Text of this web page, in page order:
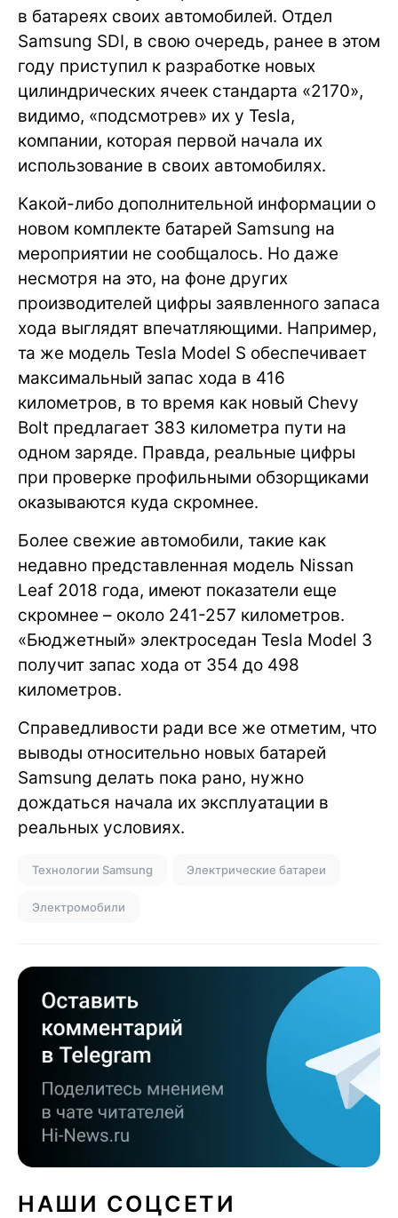
в батареях своих автомобилей. Отдел
Samsung SDI, в свою очередь, ранее в этом
году приступил к разработке новых
цилиндрических ячеек стандарта «2170»,
видимо, «подсмотрев» их у Tesla,
компании, которая первой начала их
использование в своих автомобилях.
Какой-либо дополнительной информации о
новом комплекте батарей Samsung на
мероприятии не сообщалось. Но даже
несмотря на это, на фоне других
производителей цифры заявленного запаса
хода выглядят впечатляющими. Например,
та же модель Tesla Model S обеспечивает
максимальный запас хода в 416
километров, в то время как новый Chevy
Bolt предлагает 383 километра пути на
одном заряде. Правда, реальные цифры
при проверке профильными обзорщиками
оказываются куда скромнее.
Более свежие автомобили, такие как
недавно представленная модель Nissan
Leaf 2018 года, имеют показатели еще
скромнее – около 241-257 километров.
«Бюджетный» электроседан Tesla Model 3
получит запас хода от 354 до 498
километров.
Справедливости ради все же отметим, что
выводы относительно новых батарей
Samsung делать пока рано, нужно
дождаться начала их эксплуатации в
реальных условиях.
Технологии Samsung Электрические батареи
Электромобили
НАШИ СОЦСЕТИ